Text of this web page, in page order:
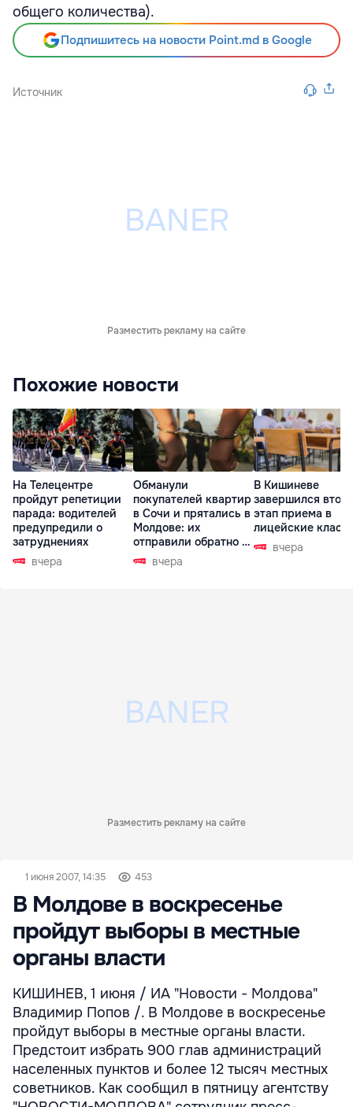
общего количества).
Подпишитесь на новости Point.md в Google
Источник
Разместить рекламу на сайте
Похожие новости
На Телецентре
пройдут репетиции
парада: водителей
предупредили о
затруднениях
вчера
Обманули
покупателей квартир
в Сочи и прятались в
Молдове: их
отправили обратно в
РФ вчера
В Кишиневе
завершился
этап приема в
лицейские
вчера
Разместить рекламу на сайте
1 июня 2007, 14:35 453
В Молдове в воскресенье
пройдут выборы в местные
органы власти
КИШИНЕВ, 1 июня / ИА "Новости - Молдова"
Владимир Попов /. В Молдове в воскресенье
пройдут выборы в местные органы власти.
Предстоит избрать 900 глав администраций
населенных пунктов и более 12 тысяч местных
советников. Как сообщил в пятницу агентству